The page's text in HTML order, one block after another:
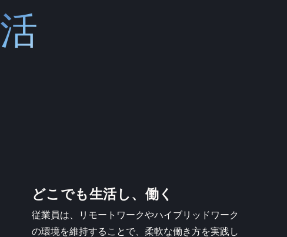
活
どこでも生活し、働く
従業員は、リモートワークやハイブリッドワーク
の環境を維持することで、柔軟な働き方を実践し